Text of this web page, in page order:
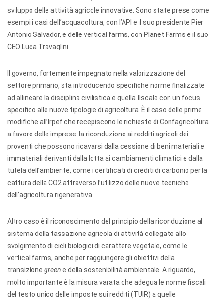
sviluppo delle attività agricole innovative. Sono state prese come
esempi i casi dell’acquacoltura, con l’API e il suo presidente Pier
Antonio Salvador, e delle vertical farms, con Planet Farms e il suo
CEO Luca Travaglini.
Il governo, fortemente impegnato nella valorizzazione del
settore primario, sta introducendo specifiche norme finalizzate
ad allineare la disciplina civilistica e quella fiscale con un focus
specifico alle nuove tipologie di agricoltura. È il caso delle prime
modifiche all’Irpef che recepiscono le richieste di Confagricoltura
a favore delle imprese: la riconduzione ai redditi agricoli dei
proventi che possono ricavarsi dalla cessione di beni materiali e
immateriali derivanti dalla lotta ai cambiamenti climatici e dalla
tutela dell’ambiente, come i certificati di crediti di carbonio per la
cattura della CO2 attraverso l’utilizzo delle nuove tecniche
dell’agricoltura rigenerativa.
Altro caso è il riconoscimento del principio della riconduzione al
sistema della tassazione agricola di attività collegate allo
svolgimento di cicli biologici di carattere vegetale, come le
vertical farms, anche per raggiungere gli obiettivi della
transizione green e della sostenibilità ambientale. A riguardo,
molto importante è la misura varata che adegua le norme fiscali
del testo unico delle imposte sui redditi (TUIR) a quelle